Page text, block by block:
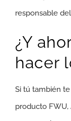
responsable
¿Y
hacer
Si tú también
producto FWU,